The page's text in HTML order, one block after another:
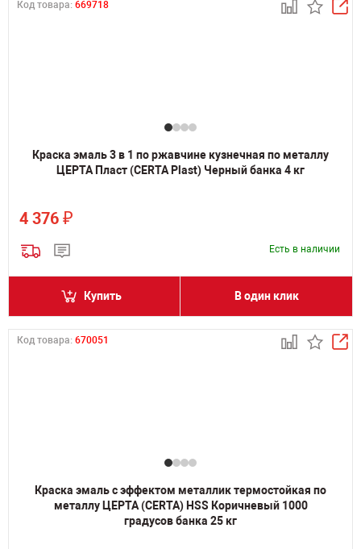
Код товара: 669718
Краска эмаль 3 в 1 по ржавчине кузнечная по металлу
ЦЕРТА Пласт (CERTA Plast) Черный банка 4 кг
4 376 ₽
Есть в наличии
Купить В один клик
Код товара: 670051
Краска эмаль с эффектом металлик термостойкая по
металлу ЦЕРТА (CERTA) HSS Коричневый 1000
градусов банка 25 кг